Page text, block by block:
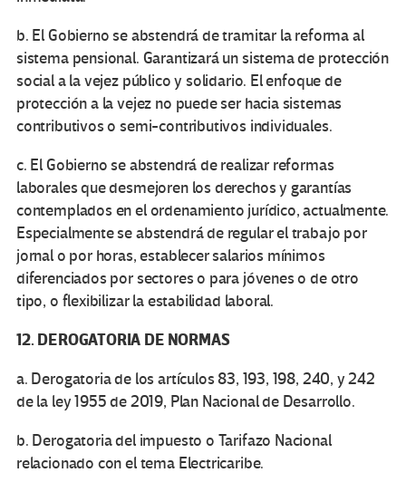
b. El Gobierno se abstendrá de tramitar la reforma al
sistema pensional. Garantizará un sistema de protección
social a la vejez público y solidario. El enfoque de
protección a la vejez no puede ser hacia sistemas
contributivos o semi-contributivos individuales.
c. El Gobierno se abstendrá de realizar reformas
laborales que desmejoren los derechos y garantías
contemplados en el ordenamiento jurídico, actualmente.
Especialmente se abstendrá de regular el trabajo por
jornal o por horas, establecer salarios mínimos
diferenciados por sectores o para jóvenes o de otro
tipo, o flexibilizar la estabilidad laboral.
12. DEROGATORIA DE NORMAS
a. Derogatoria de los artículos 83, 193, 198, 240, y 242
de la ley 1955 de 2019, Plan Nacional de Desarrollo.
b. Derogatoria del impuesto o Tarifazo Nacional
relacionado con el tema Electricaribe.